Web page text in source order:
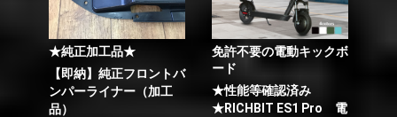
★純正加工品★
【即納】純正フロントバ
ンパーライナー（加工
品）
免許不要の電動キックボ
ード
★性能等確認済み
★RICHBIT ES1 Pro 電